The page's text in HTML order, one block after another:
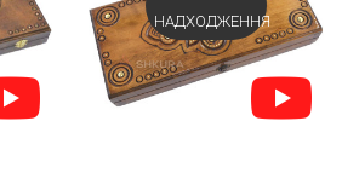
НАДХОДЖЕННЯ